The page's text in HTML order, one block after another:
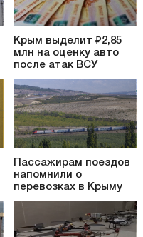
Крым выделит ₽2,85
млн на оценку авто
после атак ВСУ
Пассажирам поездов
напомнили о
перевозках в Крыму